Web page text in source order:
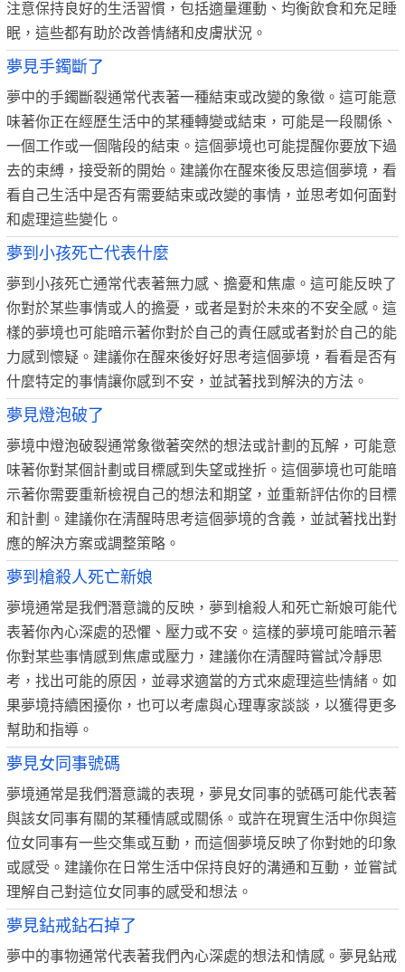
注意保持良好的生活習慣，包括適量運動、均衡飲食和充足睡
眠，這些都有助於改善情緒和皮膚狀況。
夢見手鐲斷了
夢中的手鐲斷裂通常代表著一種結束或改變的象徵。這可能意
味著你正在經歷生活中的某種轉變或結束，可能是一段關係、
一個工作或一個階段的結束。這個夢境也可能提醒你要放下過
去的束縛，接受新的開始。建議你在醒來後反思這個夢境，看
看自己生活中是否有需要結束或改變的事情，並思考如何面對
和處理這些變化。
夢到小孩死亡代表什麼
夢到小孩死亡通常代表著無力感、擔憂和焦慮。這可能反映了
你對於某些事情或人的擔憂，或者是對於未來的不安全感。這
樣的夢境也可能暗示著你對於自己的責任感或者對於自己的能
力感到懷疑。建議你在醒來後好好思考這個夢境，看看是否有
什麼特定的事情讓你感到不安，並試著找到解決的方法。
夢見燈泡破了
夢境中燈泡破裂通常象徵著突然的想法或計劃的瓦解，可能意
味著你對某個計劃或目標感到失望或挫折。這個夢境也可能暗
示著你需要重新檢視自己的想法和期望，並重新評估你的目標
和計劃。建議你在清醒時思考這個夢境的含義，並試著找出對
應的解決方案或調整策略。
夢到槍殺人死亡新娘
夢境通常是我們潛意識的反映，夢到槍殺人和死亡新娘可能代
表著你內心深處的恐懼、壓力或不安。這樣的夢境可能暗示著
你對某些事情感到焦慮或壓力，建議你在清醒時嘗試冷靜思
考，找出可能的原因，並尋求適當的方式來處理這些情緒。如
果夢境持續困擾你，也可以考慮與心理專家談談，以獲得更多
幫助和指導。
夢見女同事號碼
夢境通常是我們潛意識的表現，夢見女同事的號碼可能代表著
與該女同事有關的某種情感或關係。或許在現實生活中你與這
位女同事有一些交集或互動，而這個夢境反映了你對她的印象
或感受。建議你在日常生活中保持良好的溝通和互動，並嘗試
理解自己對這位女同事的感受和想法。
夢見鉆戒鉆石掉了
夢中的事物通常代表著我們內心深處的想法和情感。夢見鉆戒